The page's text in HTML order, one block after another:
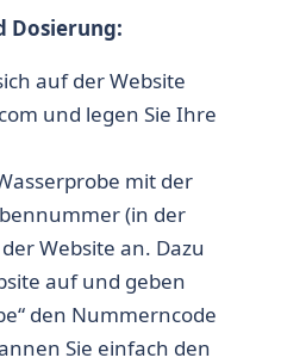
Dosierung:
auf der Website
und legen Sie Ihre
mit der
(in der
Website an. Dazu
auf und geben
den Nummerncode
Sie einfach den